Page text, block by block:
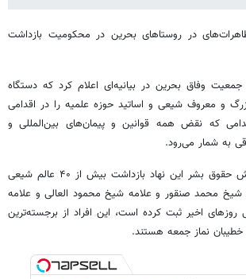
در روستاهای بحرین در محکومیت بازداشت
وفاق بحرین در بیانیه‌ای اعلام کرد که دستگاه
و معروف شیعی و اساتید حوزه علمیه را در اقدامی
که نقض همه قوانین و پیمان‌های بین‌المللی و
به شمار می‌رود.
وفاق تصریح کرد که بخش حقوق بشر این نهاد بازداشت بیش از ۴۰ عالم شیعی
شیخ محمد صنقور و علامه شیخ محمود العالی و علامه
اخیر ثبت کرده است، این افراد از برجسته‌ترین
نماز جمعه هستند.